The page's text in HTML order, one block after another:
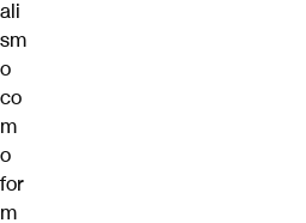
ali
sm
o
co
m
o
for
m